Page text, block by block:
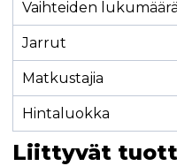
Vaihteiden lukumäärä
Jarrut
Matkustajia
Hintaluokka
Liittyvät